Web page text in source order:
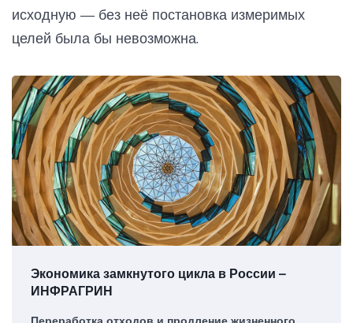
исходную — без неё постановка измеримых
целей была бы невозможна.
Экономика замкнутого цикла в России –
ИНФРАГРИН